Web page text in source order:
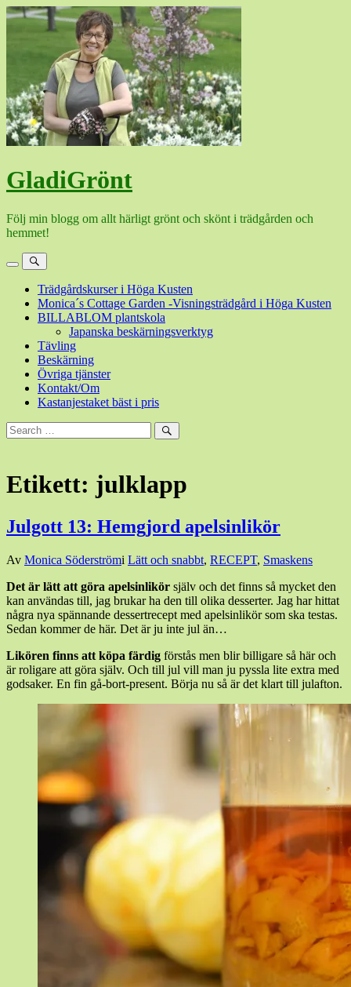
Hoppa
GladiGrönt
Följ min blogg om allt härligt grönt och skönt i trädgården och
hemmet!
MenySök
Trädgårdskurser i Höga Kusten
Monica´s Cottage Garden -Visningsträdgård i Höga Kusten
BILLABLOM plantskola
Japanska beskärningsverktyg
Tävling
Beskärning
Övriga tjänster
Kontakt/Om
Kastanjestaket bäst i pris
Sök
efter:
Sök
Etikett: julklapp
Julgott 13: Hemgjord apelsinlikör
Den
november,
201825
november,
2018
Av Monica Söderströmi Lätt och snabbt, RECEPT, Smaskens
Det är lätt att göra apelsinlikör själv och det finns så mycket den
kan användas till, jag brukar ha den till olika desserter. Jag har hittat
några nya spännande dessertrecept med apelsinlikör som ska testas.
Sedan kommer de här. Det är ju inte jul än…
Likören finns att köpa färdig förstås men blir billigare så här och
är roligare att göra själv. Och till jul vill man ju pyssla lite extra med
godsaker. En fin gå-bort-present. Börja nu så är det klart till julafton.